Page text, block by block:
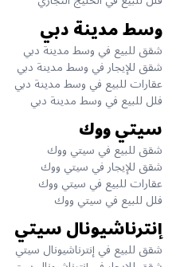
وسط مدينة دبي
شقق للبيع في وسط مدينة دبي
شقق للإيجار في وسط مدينة دبي
عقارات للبيع في وسط مدينة دبي
فلل للبيع في وسط مدينة دبي
سيتي ووك
شقق للبيع في سيتي ووك
شقق للإيجار في سيتي ووك
عقارات للبيع في سيتي ووك
فلل للبيع في سيتي ووك
إنترناشيونال سيتي
شقق للبيع في إنترناشيونال سيتي